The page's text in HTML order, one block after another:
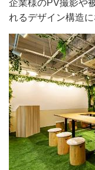
企業様のPV撮影や
れるデザイン構造に